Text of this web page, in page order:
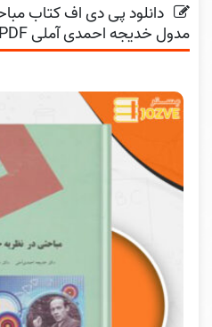
دانلود پی دی اف کتاب
مدول خدیجه احمدی آملی PDF